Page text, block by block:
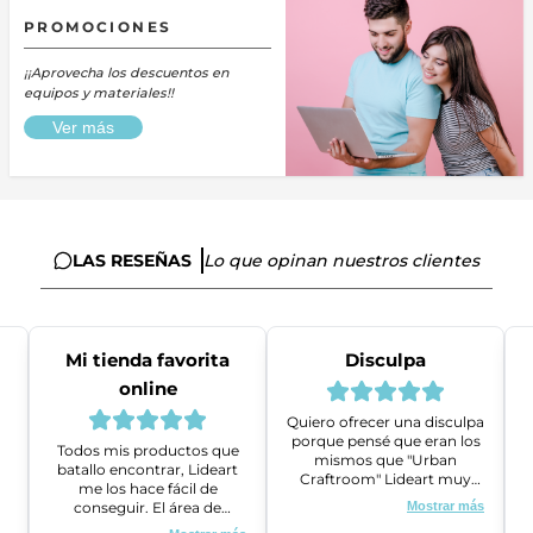
PROMOCIONES
¡¡Aprovecha los descuentos en
equipos y materiales!!
Ver más
LAS RESEÑAS Lo que opinan nuestros clientes
Mi tienda favorita
online
Todos mis productos que
batallo encontrar, Lideart
me los hace fácil de
conseguir. El área de
ventas es super amable y
Disculpa
Quiero ofrecer una disculpa
porque pensé que eran los
mismos que "Urban
Craftroom" Lideart muy
amables me ayudaron a
gestionar un problema que
Mostrar más